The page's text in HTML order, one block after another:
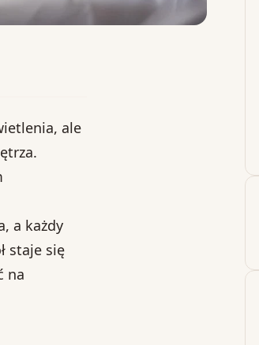
ale
a każdy
staje się
na